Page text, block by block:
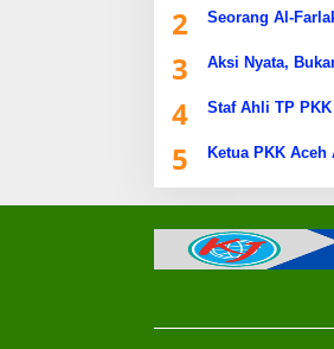
2 Seorang Al-
3 Aksi Nyata,
4 Staf Ahli TP
5 Ketua PKK